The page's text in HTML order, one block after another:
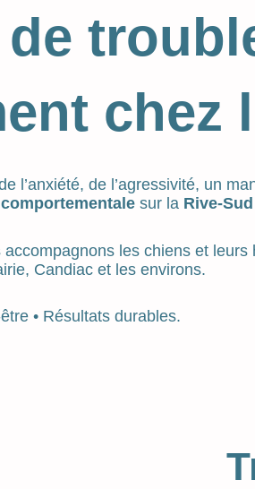
chez
l’anxiété, de l’agressivité, un
sur la Rive-
accompagnons les chiens et
Candiac et les environs.
• Résultats durables.